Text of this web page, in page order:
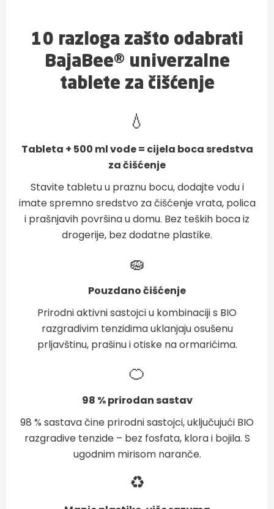
10 razloga zašto odabrati
BajaBee® univerzalne
tablete za čišćenje
💧
Tableta + 500 ml vode = cijela boca sredstva
za čišćenje
Stavite tabletu u praznu bocu, dodajte vodu i
imate spremno sredstvo za čišćenje vrata, polica
i prašnjavih površina u domu. Bez teških boca iz
drogerije, bez dodatne plastike.
🧽
Pouzdano čišćenje
Prirodni aktivni sastojci u kombinaciji s BIO
razgradivim tenzidima uklanjaju osušenu
prljavštinu, prašinu i otiske na ormarićima.
🍊
98 % prirodan sastav
98 % sastava čine prirodni sastojci, uključujući BIO
razgradive tenzide – bez fosfata, klora i bojila. S
ugodnim mirisom naranče.
♻️